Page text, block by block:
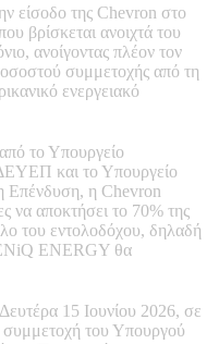
είσοδο της Chevron στο
βρίσκεται ανοιχτά του
ανοίγοντας πλέον τον
συμμετοχής από τη
ενεργειακό
το Υπουργείο
και το Υπουργείο
Επένδυση, η Chevron
να αποκτήσει το 70% της
του εντολοδόχου, δηλαδή
ENERGY θα
15 Ιουνίου 2026, σε
του Υπουργού